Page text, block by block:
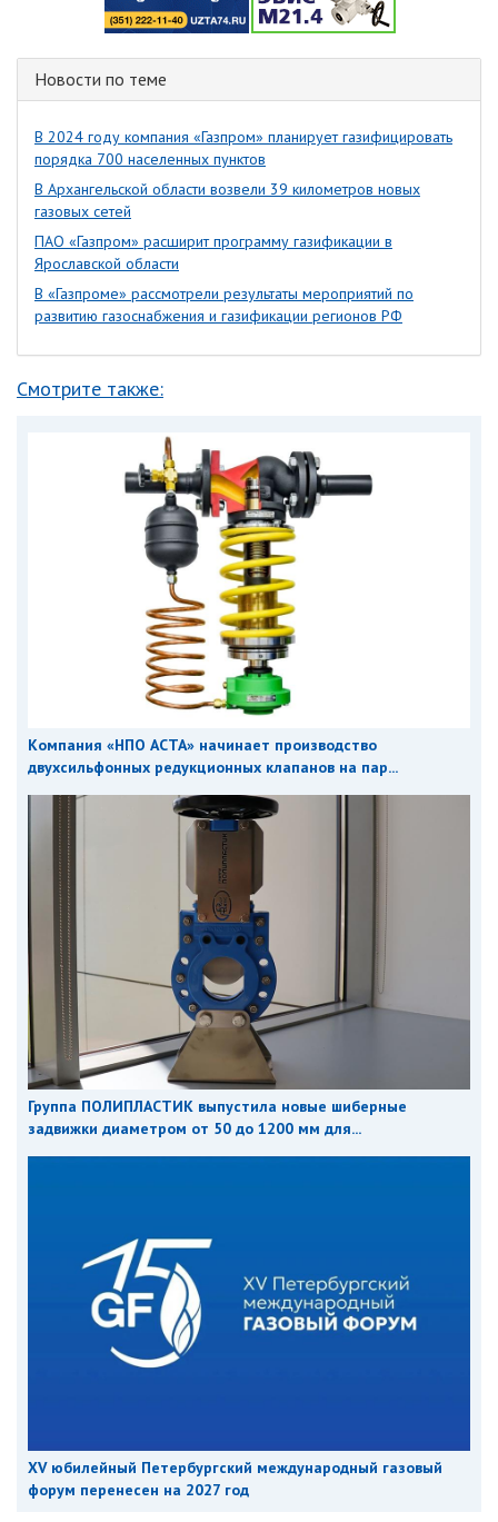
Новости по теме
В 2024 году компания «Газпром» планирует газифицировать
порядка 700 населенных пунктов
В Архангельской области возвели 39 километров новых
газовых сетей
ПАО «Газпром» расширит программу газификации в
Ярославской области
В «Газпроме» рассмотрели результаты мероприятий по
развитию газоснабжения и газификации регионов РФ
Смотрите также:
Компания «НПО АСТА» начинает производство
двухсильфонных редукционных клапанов на пар...
Группа ПОЛИПЛАСТИК выпустила новые шиберные
задвижки диаметром от 50 до 1200 мм для...
XV юбилейный Петербургский международный газовый
форум перенесен на 2027 год